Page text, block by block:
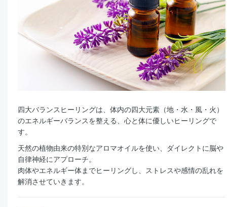
四大バランスヒーリングは、体内の四大元素（地・水・風・火）
のエネルギーバランスを整える、心と体に優しいヒーリングで
す。
天然の植物由来の特別なアロマオイルを使い、ダイレクトに脳や
自律神経にアプローチ。
肉体やエネルギー体までヒーリングし、ストレスや感情の乱れを
解消させていきます。